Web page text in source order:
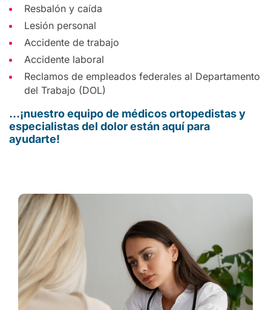
Resbalón y caída
Lesión personal
Accidente de trabajo
Accidente laboral
Reclamos de empleados federales al Departamento
del Trabajo (DOL)
…¡nuestro equipo de médicos ortopedistas y
especialistas del dolor están aquí para
ayudarte!